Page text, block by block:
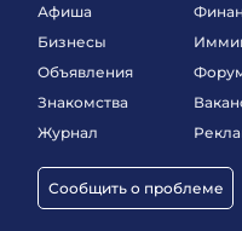
Афиша
Бизнесы
Объявления
Знакомства
Журнал
Сообщить о проблеме